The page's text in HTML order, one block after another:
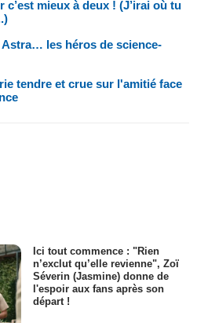
mieux à deux ! (J’irai où tu
les héros de science-
tendre et crue sur l'amitié face
Ici tout commence : "Rien
n’exclut qu’elle revienne", Zoï
Séverin (Jasmine) donne de
l'espoir aux fans après son
départ !